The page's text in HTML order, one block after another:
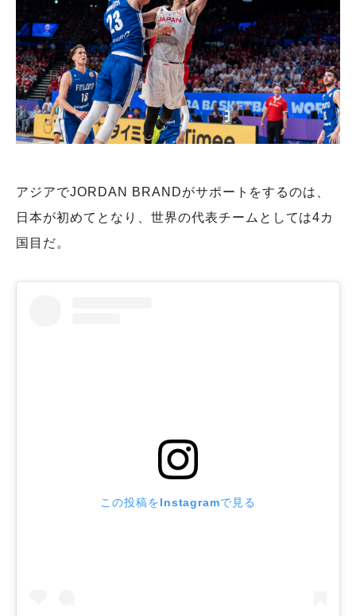
アジアでJORDAN BRANDがサポートをするのは、
日本が初めてとなり、世界の代表チームとしては4カ
国目だ。
この投稿をInstagramで見る